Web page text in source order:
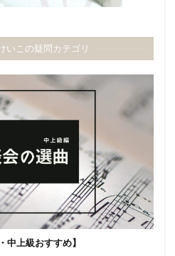
いこの疑問カテゴリ
中上級おすすめ】